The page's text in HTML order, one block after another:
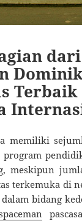
memiliki
program
meskipun
terkemuka di
bidang